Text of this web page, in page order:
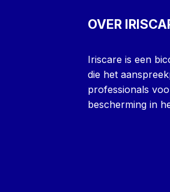
OVER
Iriscare is een
die het
professionals
bescherming in